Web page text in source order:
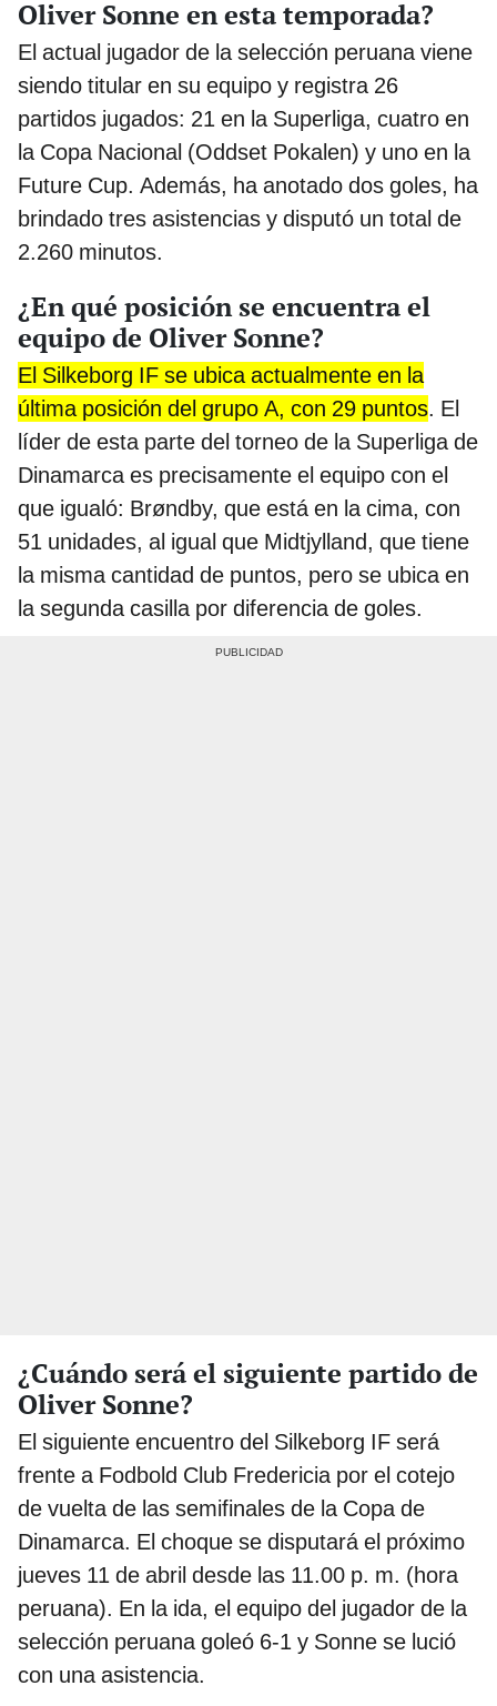
Oliver Sonne en esta temporada?
El actual jugador de la selección peruana viene
siendo titular en su equipo y registra 26
partidos jugados: 21 en la Superliga, cuatro en
la Copa Nacional (Oddset Pokalen) y uno en la
Future Cup. Además, ha anotado dos goles, ha
brindado tres asistencias y disputó un total de
2.260 minutos.
¿En qué posición se encuentra el
equipo de Oliver Sonne?
El Silkeborg IF se ubica actualmente en la
última posición del grupo A, con 29 puntos. El
líder de esta parte del torneo de la Superliga de
Dinamarca es precisamente el equipo con el
que igualó: Brøndby, que está en la cima, con
51 unidades, al igual que Midtjylland, que tiene
la misma cantidad de puntos, pero se ubica en
la segunda casilla por diferencia de goles.
¿Cuándo será el siguiente partido de
Oliver Sonne?
El siguiente encuentro del Silkeborg IF será
frente a Fodbold Club Fredericia por el cotejo
de vuelta de las semifinales de la Copa de
Dinamarca. El choque se disputará el próximo
jueves 11 de abril desde las 11.00 p. m. (hora
peruana). En la ida, el equipo del jugador de la
selección peruana goleó 6-1 y Sonne se lució
con una asistencia.